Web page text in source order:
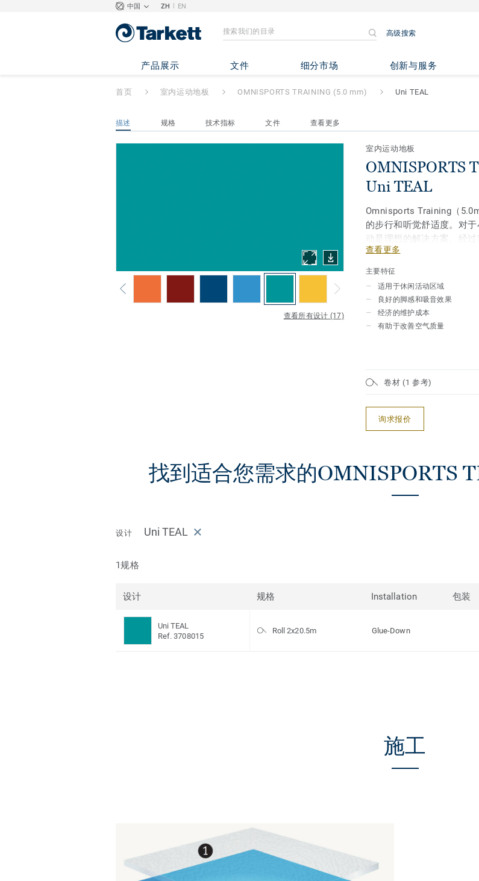
中国 ZH | EN
高级搜索
产品展示 文件 细分市场 创新与服务
OMNISPORTS TRAINING (5.0 mm) - Uni
首页 室内运动地板 OMNISPORTS TRAINING (5.0 mm) Uni TEAL
描述 规格 技术指标 文件 查看更多
查看所有设计 (17)
室内运动地板
OMNISPORTS
Uni TEAL
Omnisports Training（
的步行和听觉舒适度。对
动是理想的解决方案。经
效提高了产品的耐用性和降
查看更多
主要特征
适用于休闲活动区域
良好的脚感和吸音效果
经济的维护成本
有助于改善空气质量
卷材 (1 参考)
询求报价
找到适合您需求的OMNISPORTS
设计 Uni TEAL
1规格
设计 规格 Installation 包装
Uni TEAL
Ref. 3708015
Roll 2x20.5m Glue-Down
施工